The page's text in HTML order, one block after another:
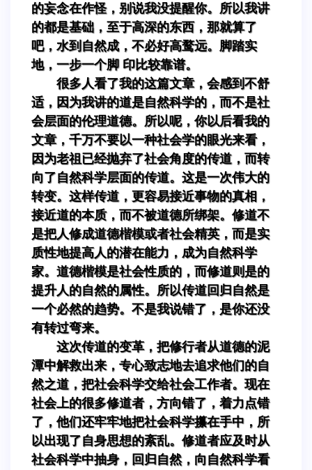
的妄念在作怪，别说我没提醒你。所以我讲
的都是基础，至于高深的东西，那就算了
吧，水到自然成，不必好高鹜远。脚踏实
地，一步一个脚 印比较靠谱。
很多人看了我的这篇文章，会感到不舒
适，因为我讲的道是自然科学的，而不是社
会层面的伦理道德。所以呢，你以后看我的
文章，千万不要以一种社会学的眼光来看，
因为老祖已经抛弃了社会角度的传道，而转
向了自然科学层面的传道。这是一次伟大的
转变。这样传道，更容易接近事物的真相，
接近道的本质，而不被道德所绑架。修道不
是把人修成道德楷模或者社会精英，而是实
质性地提高人的潜在能力，成为自然科学
家。道德楷模是社会性质的，而修道则是的
提升人的自然的属性。所以传道回归自然是
一个必然的趋势。不是我说错了，是你还没
有转过弯来。
这次传道的变革，把修行者从道德的泥
潭中解救出来，专心致志地去追求他们的自
然之道，把社会科学交给社会工作者。现在
社会上的很多修道者，方向错了，着力点错
了，他们还牢牢地把社会科学攥在手中，所
以出现了自身思想的紊乱。修道者应及时从
社会科学中抽身，回归自然，向自然科学看